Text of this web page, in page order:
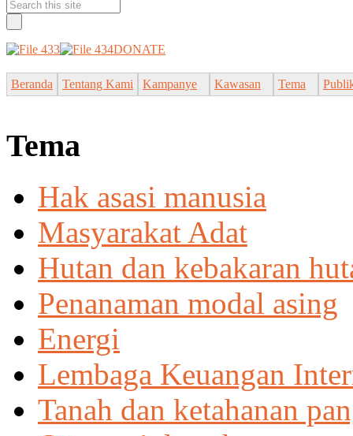
DONATE
Beranda Tentang Kami Kampanye Kawasan Tema
Tema
Hak asasi manusia
Masyarakat Adat
Hutan dan kebakaran
Penanaman modal asing
Energi
Lembaga Keuangan
Tanah dan ketahanan